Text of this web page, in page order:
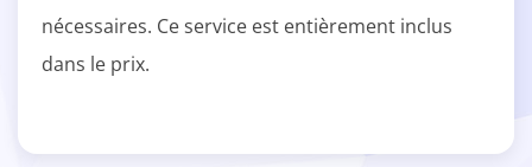
nécessaires. Ce service est entièrement inclus
dans le prix.